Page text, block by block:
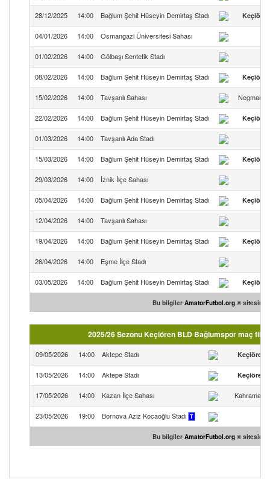
28/12/2025 14:00 Bağlum Şehit Hüseyin Demirtaş Stadı
04/01/2026 14:00 Osmangazi Üniversitesi Sahası
01/02/2026 14:00 Gölbaşı Sentetik Stadı
08/02/2026 14:00 Bağlum Şehit Hüseyin Demirtaş Stadı
15/02/2026 14:00 Tavşanlı Sahası Negmar
22/02/2026 14:00 Bağlum Şehit Hüseyin Demirtaş Stadı
01/03/2026 14:00 Tavşanlı Ada Stadı
15/03/2026 14:00 Bağlum Şehit Hüseyin Demirtaş Stadı
29/03/2026 14:00 İznik İlçe Sahası
05/04/2026 14:00 Bağlum Şehit Hüseyin Demirtaş Stadı
12/04/2026 14:00 Tavşanlı Sahası
19/04/2026 14:00 Bağlum Şehit Hüseyin Demirtaş Stadı
26/04/2026 14:00 Eşme İlçe Stadı
03/05/2026 14:00 Bağlum Şehit Hüseyin Demirtaş Stadı
Bu bilgiler AmatorFutbol.org ©
2025/26 Sezonu Keçiören BLD Bağlumspor maç
09/05/2026 14:00 Aktepe Stadı Keçiören
13/05/2026 14:00 Aktepe Stadı Keçiören
17/05/2026 14:00 Kazan İlçe Sahası
23/05/2026 19:00 Bornova Aziz Kocaoğlu Stadı T
Bu bilgiler AmatorFutbol.org ©